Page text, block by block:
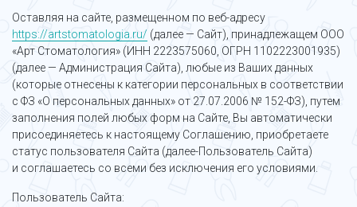
Оставляя на сайте, размещенном по веб-адресу
https://artstomatologia.ru/ (далее — Сайт), принадлежащем ООО
«Арт Стоматология» (ИНН 2223575060, ОГРН 1102223001935)
(далее — Администрация Сайта), любые из Ваших данных
(которые отнесены к категории персональных в соответствии
с ФЗ «О персональных данных» от 27.07.2006 № 152-ФЗ), путем
заполнения полей любых форм на Сайте, Вы автоматически
присоединяетесь к настоящему Соглашению, приобретаете
статус пользователя Сайта (далее-Пользователь Сайта)
и соглашаетесь со всеми без исключения его условиями.
Пользователь Сайта: